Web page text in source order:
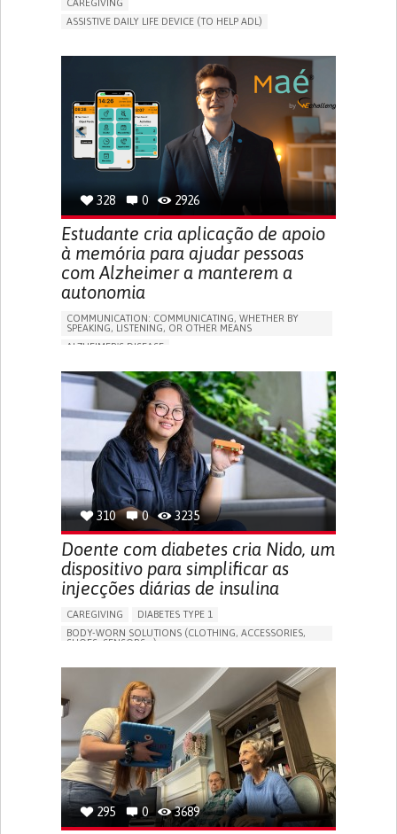
CAREGIVING
ASSISTIVE DAILY LIFE DEVICE (TO HELP ADL)
MAINTAINING BALANCE AND MOBILITY
PREVENTING (VACCINATION, PROTECTION, FALLS,
GENERAL AND FAMILY MEDICINE
CAREGIVER SUPPORT
UNITED STATES
328 0 2926
Estudante cria aplicação de apoio
à memória para ajudar pessoas
com Alzheimer a manterem a
autonomia
COMMUNICATION: COMMUNICATING, WHETHER BY
SPEAKING, LISTENING, OR OTHER MEANS
ALZHEIMER'S DISEASE
MEMORY LOSS
PROMOTING SELF-MANAGEMENT
MANAGING NEUROLOGICAL DISORDERS
CAREGIVING SUPPORT
GENERAL AND FAMILY MEDICINE
NEUROLOGY
FRANCE
310 0 3235
Doente com diabetes cria Nido, um
dispositivo para simplificar as
injecções diárias de insulina
CAREGIVING
DIABETES TYPE 1
BODY-WORN SOLUTIONS (CLOTHING, ACCESSORIES,
SHOES, SENSORS...)
295 0 3689